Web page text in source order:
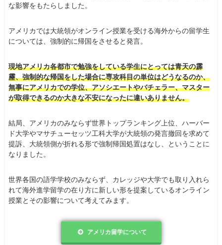
な影響をもたらしました。
アメリカでは大統領がオンライン授業を受ける海外からの留学生
については、強制的に帰国をさせると発言。
現地アメリカ各都市で勉強をしている学生にとっては青天の霹
靂、強制的な帰国をした場合に専攻科目の単位はどうなるのか、
無事にアメリカでの学位、アソシエートやバチェラー、マスター
が取得できるのか大きな不安になったに違いありません。
結局、アメリカのみならず世界トップランキング上位、ハーバー
ド大学やマサチューセッツ工科大学が大統領の発言撤回を求めて
提訴、大統領側が折れる形で強制帰国処置はなし、ということに
なりました。
世界各国の語学学校のみならず、カレッジや大学でも取り入れら
れて海外進学留学の在り方に新しい形を提案しているオンライン
授業とその影響について考えてみます。
アメリカ留学について